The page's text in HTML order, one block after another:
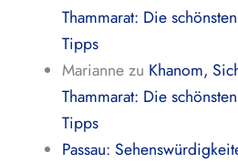
Thammarat: Die
Tipps
Mariannezu Khanom,
Thammarat: Die
Tipps
Passau: